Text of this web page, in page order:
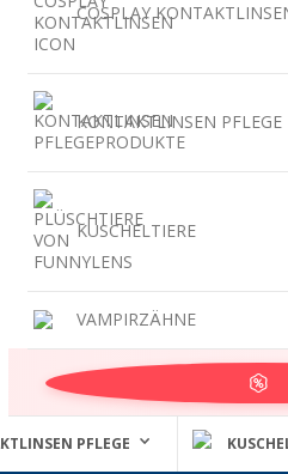
COSPLAY
KONTAKTLINSEN PFLEGE
KUSCHELTIERE
VAMPIRZÄHNE
PFLEGE